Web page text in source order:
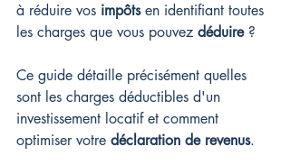
à réduire vos impôts en identifiant toutes
les charges que vous pouvez déduire ?
Ce guide détaille précisément quelles
sont les charges déductibles d'un
investissement locatif et comment
optimiser votre déclaration de revenus.